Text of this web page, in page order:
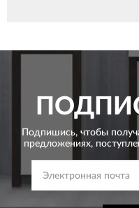
Подпишись, чтобы
предложениях,